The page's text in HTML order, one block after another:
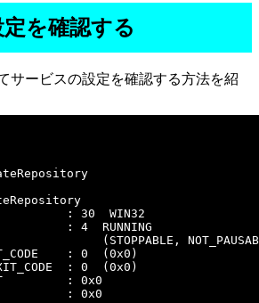
を確認する
サービスの設定を確認する方法を紹
: 30  WIN32
: 4  RUNNING
(STOPPABLE,
: 0  (0x0)
: 0  (0x0)
: 0x0
: 0x0